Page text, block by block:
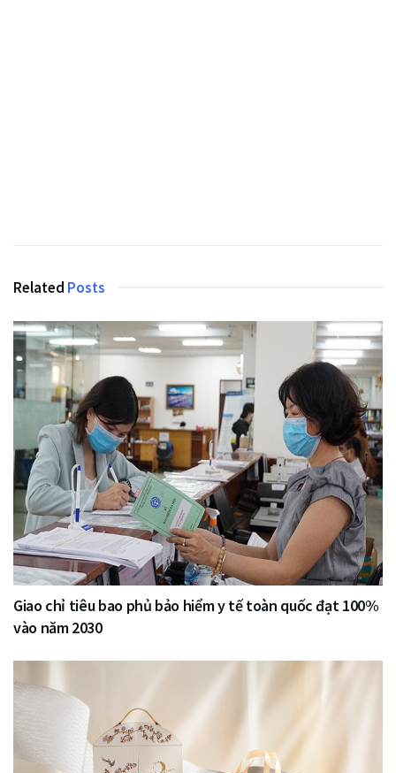
Related Posts
Giao chỉ tiêu bao phủ bảo hiểm y tế toàn quốc đạt 100%
vào năm 2030